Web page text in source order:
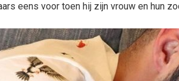
eens voor toen hij zijn vrouw en hun